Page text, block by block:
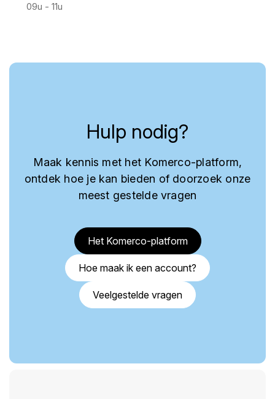
09u - 11u
Hulp nodig?
Maak kennis met het Komerco-platform,
ontdek hoe je kan bieden of doorzoek onze
meest gestelde vragen
Het Komerco-platform
Hoe maak ik een account?
Veelgestelde vragen